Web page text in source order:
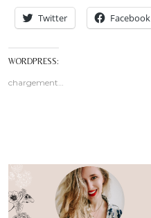
Twitter Facebook
WORDPRESS:
chargement…